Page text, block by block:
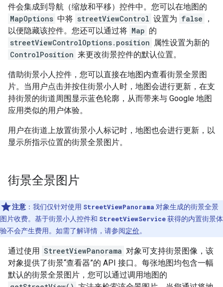
件会集成到导航（缩放和平移）控件中。 您可以在地图的
MapOptions 中将 streetViewControl 设置为 false
，
以便隐藏该控件。您还可以通过将 Map 的
streetViewControlOptions.position 属性设置为新的
ControlPosition 来更改街景控件的默认位置。
借助街景小人控件，您可以直接在地图内查看街景全景图
片。当用户点击并按住街景小人时，地图会进行更新，在支
持街景的街道周围显示蓝色轮廓，从而带来与 Google 地图
应用类似的用户体验。
用户在街道上放置街景小人标记时，地图也会进行更新，以
显示所指示位置的街景全景图片。
街景全景图片
注意 ：我们仅针对使用 StreetViewPanorama 对象生成的街景全景
图片收费。基于街景小人控件和 StreetViewService获得的内置街景体
验不会产生费用。如需了解详情，请参阅定价。
通过使用 StreetViewPanorama 对象可支持街景图像，该
对象提供了街景“查看器”的 API 接口。每张地图均包含一幅
默认的街景全景图片，您可以通过调用地图的